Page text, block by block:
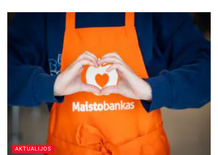
naujienos
Europos sveikatos draudimo kortelę gali
pakeisti sertifikatas
2026-08-07
Kėdainių Senamiesčio progimnazija
ruošiasi svarbiems pokyčiams
2026-08-07
rinkti atsiliepimus ir grįžtamąjį ryšį;
AKTUALIJOS